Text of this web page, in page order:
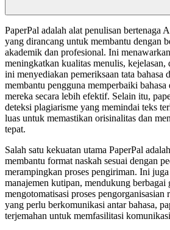
PaperPal adalah alat penulisan bertenaga
yang dirancang untuk membantu dengan
akademik dan profesional. Ini
meningkatkan kualitas menulis,
ini menyediakan pemeriksaan tata bahasa
membantu pengguna memperbaiki
mereka secara lebih efektif. Selain itu,
deteksi plagiarisme yang memindai teks
luas untuk memastikan orisinalitas dan
tepat.
Salah satu kekuatan utama PaperPal
membantu format naskah sesuai dengan
merampingkan proses pengiriman. Ini
manajemen kutipan, mendukung berbagai
mengotomatisasi proses pengorganisasian
yang perlu berkomunikasi antar bahasa,
terjemahan untuk memfasilitasi